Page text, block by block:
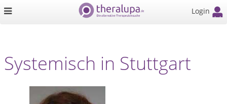
Login
Systemisch in Stuttgart